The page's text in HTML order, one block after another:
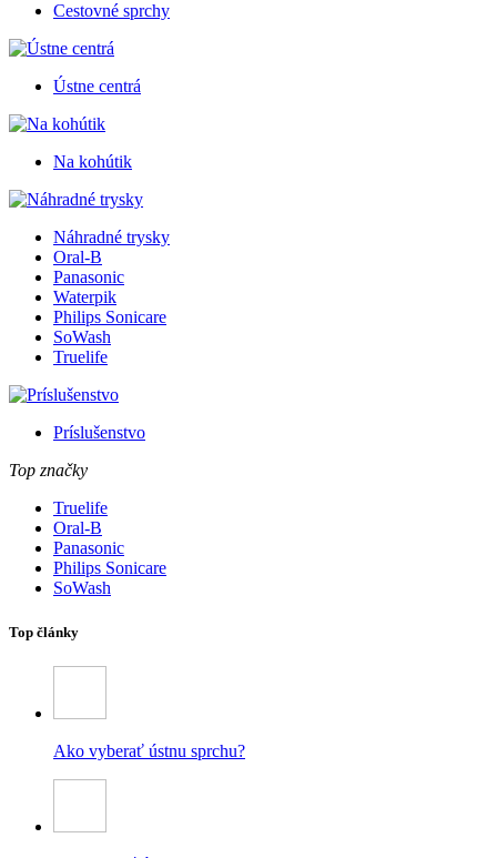
Cestovné sprchy
Ústne centrá
Na kohútik
Náhradné trysky
Oral-B
Panasonic
Waterpik
Philips Sonicare
SoWash
Truelife
Príslušenstvo
Top značky
Truelife
Oral-B
Panasonic
Philips Sonicare
SoWash
Top články
Ako vyberať ústnu sprchu?